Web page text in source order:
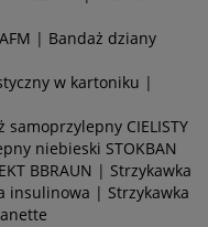
| Bandaż dziany
w kartoniku |
samoprzylepny CIELISTY
niebieski STOKBAN
BBRAUN | Strzykawka
insulinowa | Strzykawka